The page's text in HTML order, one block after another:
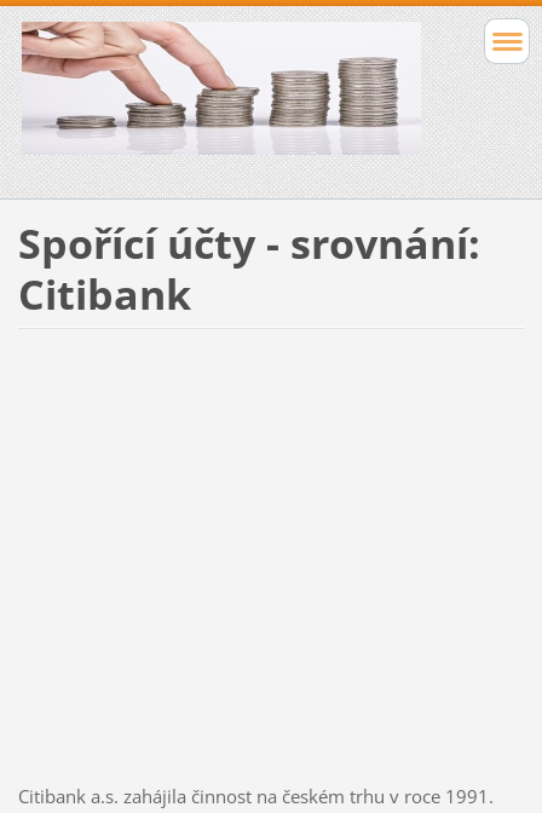
Spořící účty - srovnání:
Citibank
Citibank a.s. zahájila činnost na českém trhu v roce 1991.